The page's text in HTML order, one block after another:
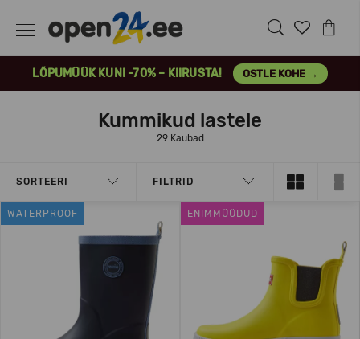
LÕPUMÜÜK KUNI -70% – KIIRUSTA! OSTLE KOHE →
Kummikud lastele
29 Kaubad
SORTEERI FILTRID
WATERPROOF ENIMMÜÜDUD